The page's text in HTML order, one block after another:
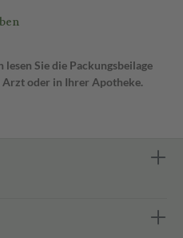
Sie die Packungsbeilage
oder in Ihrer Apotheke.